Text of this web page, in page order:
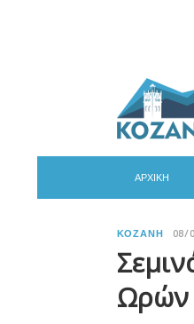
ΑΡΧΙΚΉ
ΚΟΖΆΝΗ 08/
Ωρών